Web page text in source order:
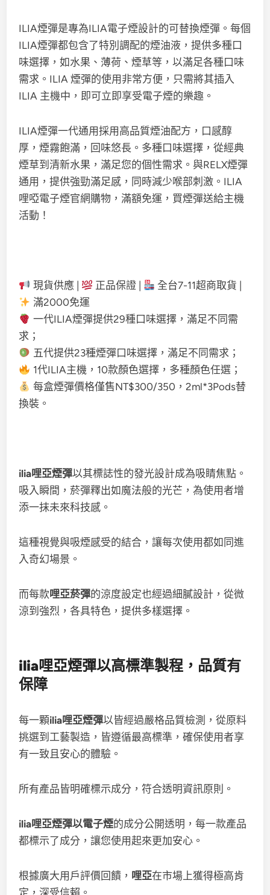
ILIA煙彈是專為ILIA電子煙設計的可替換煙彈。每個
ILIA煙彈都包含了特別調配的煙油液，提供多種口
味選擇，如水果、薄荷、煙草等，以滿足各種口味
需求。ILIA 煙彈的使用非常方便，只需將其插入
ILIA 主機中，即可立即享受電子煙的樂趣。
ILIA煙彈一代通用採用高品質煙油配方，口感醇
厚，煙霧飽滿，回味悠長。多種口味選擇，從經典
煙草到清新水果，滿足您的個性需求。與RELX煙彈
通用，提供強勁滿足感，同時減少喉部刺激。ILIA
哩啞電子煙官網購物，滿額免運，買煙彈送給主機
活動！
現貨供應 | 正品保證 |
全台7-11超商取貨 |
滿2000免運
一代ILIA煙彈提供29種口味選擇，滿足不同需
求；
五代提供23種煙彈口味選擇，滿足不同需求；
1代ILIA主機，10款顏色選擇，多種顏色任選；
每盒煙彈價格僅售NT$300/350，2ml*3Pods替
換裝。
ilia哩亞煙彈以其標誌性的發光設計成為吸睛焦點。
吸入瞬間，菸彈釋出如魔法般的光芒，為使用者增
添一抹未來科技感。
這種視覺與吸煙感受的結合，讓每次使用都如同進
入奇幻場景。
而每款哩亞菸彈的涼度設定也經過細膩設計，從微
涼到強烈，各具特色，提供多樣選擇。
ilia哩亞煙彈以高標準製程，品質有
保障
每一顆ilia哩亞煙彈以皆經過嚴格品質檢測，從原料
挑選到工藝製造，皆遵循最高標準，確保使用者享
有一致且安心的體驗。
所有產品皆明確標示成分，符合透明資訊原則。
ilia哩亞煙彈以電子煙的成分公開透明，每一款產品
都標示了成分，讓您使用起來更加安心。
根據廣大用戶評價回饋， 哩亞在市場上獲得極高肯
定，深受信賴。